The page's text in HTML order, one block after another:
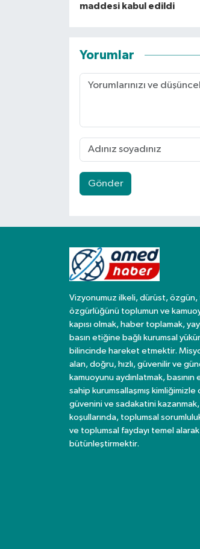
maddesi kabul edildi
Yorumlar
Gönder
Vizyonumuz ilkeli, dürüst, özgün,
özgürlüğünü toplumun ve
kapısı olmak, haber toplamak,
basın etiğine bağlı kurumsal
bilincinde hareket etmektir.
alan, doğru, hızlı, güvenilir ve
kamuoyunu aydınlatmak,
sahip kurumsallaşmış kimliğimizle
güvenini ve sadakatini
koşullarında, toplumsal
ve toplumsal faydayı temel
bütünleştirmektir.